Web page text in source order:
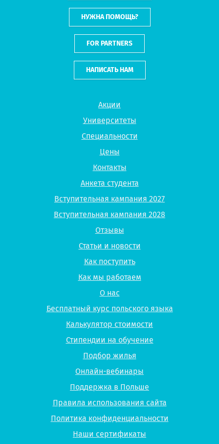
Акции
Университеты
Специальности
Цены
Контакты
Анкета студента
Вступительная кампания 2027
Вступительная кампания 2028
Отзывы
Статьи и новости
Как поступить
Как мы работаем
О нас
Бесплатный курс польского языка
Калькулятор стоимости
Стипендии на обучение
Подбор жилья
Онлайн-вебинары
Поддержка в Польше
Правила использования сайта
Политика конфиденциальности
Наши сертификаты
НУЖНА ПОМОЩЬ?
FOR PARTNERS
НАПИСАТЬ НАМ